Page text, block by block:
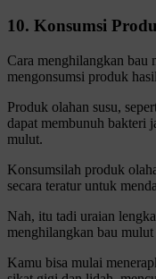
10. Konsumsi
Cara menghilangkan bau
mengonsumsi produk
Produk olahan susu,
dapat membunuh bakteri
mulut.
Konsumsilah produk
secara teratur untuk
Nah, itu tadi uraian
menghilangkan bau mulut
Kamu bisa mulai